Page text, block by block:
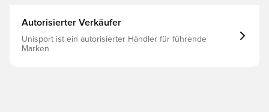
Autorisierter Verkäufer
Unisport ist ein autorisierter Händler für führende
Marken